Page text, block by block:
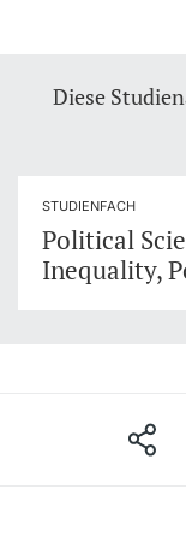
Diese
STUDIENFACH
Political
Inequality,